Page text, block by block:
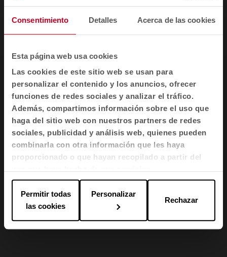
Consentimiento Detalles Acerca de las cookies
Esta página web usa cookies
Las cookies de este sitio web se usan para
personalizar el contenido y los anuncios, ofrecer
funciones de redes sociales y analizar el tráfico.
Además, compartimos información sobre el uso que
haga del sitio web con nuestros partners de redes
sociales, publicidad y análisis web, quienes pueden
combinarla con otra información que les haya
proporcionado o que hayan recopilado a partir del
Permitir todas
las cookies
Personalizar
Rechazar
Diseñado como un elemento icónico
dentro de la oficina
Badminton invita a sentarse, a cambiar de
espacio y posición, a salir de las mesas de
trabajo independientes. El objetivo es sentirse
bien y cómodo, pero siempre con una actitud
activa.